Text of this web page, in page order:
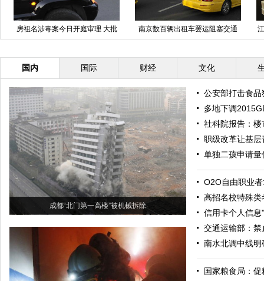
房祖名涉毒案今日开庭审理 大批
媒体庭外守候
南京数百辆出租车罢运阻塞交通
国内 国际 财经 文化
成都“北门第一高楼”被机械拆除
公安部打击食
多地下调
社科院报告：
职级改革让基
单独二孩申请
O2O自由职业
高招名校特殊
信用卡个人信
交通运输部：
南水北调中线
国家粮食局：